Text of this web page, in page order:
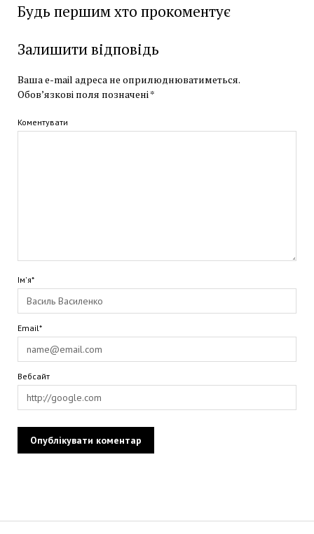
Будь першим хто прокоментує
Залишити відповідь
Ваша e-mail адреса не оприлюднюватиметься.
Обов’язкові поля позначені *
Коментувати
Ім'я*
Email*
Вебсайт